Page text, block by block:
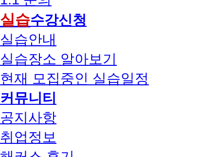
실습수강신청
실습안내
실습장소 알아보기
현재 모집중인 실습일정
커뮤니티
공지사항
취업정보